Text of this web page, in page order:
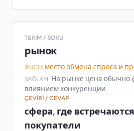
TERIM / SORU
рынок
İPUCU: место обмена спроса и
BAĞLAM: На рынке цена обычно
влиянием конкуренции.
ÇEVIRI / CEVAP
сфера, где
покупатели